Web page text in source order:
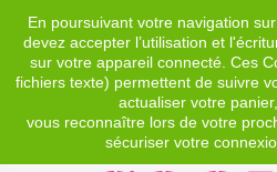
En poursuivant votre navigation
devez accepter l’utilisation et
sur votre appareil connecté. Ces
fichiers texte) permettent de suivre
actualiser votre panier,
vous reconnaître lors de votre
sécuriser votre
EUR